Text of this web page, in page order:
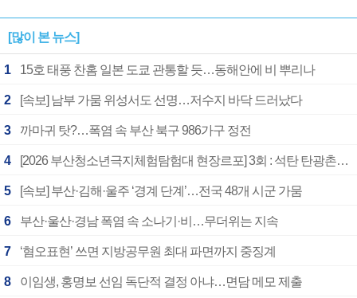
[많이 본 뉴스]
1 15호 태풍 찬홈 일본 도쿄 관통할 듯…동해안에 비 뿌리나
2 [속보] 남부 가뭄 위성서도 선명…저수지 바닥 드러났다
3 까마귀 탓?…폭염 속 부산 북구 986가구 정전
4 [2026 부산청소년극지체험탐험대 현장르포] 3회 : 석탄 탄광촌에서 북극 연구의 중심지로
5 [속보] 부산·김해·울주 ‘경계 단계’…전국 48개 시군 가뭄
6 부산·울산·경남 폭염 속 소나기·비…무더위는 지속
7 ‘혐오표현’ 쓰면 지방공무원 최대 파면까지 중징계
8 이임생, 홍명보 선임 독단적 결정 아냐…면담 메모 제출